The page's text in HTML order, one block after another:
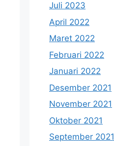
Juli 2023
April 2022
Maret 2022
Februari 2022
Januari 2022
Desember 2021
November 2021
Oktober 2021
September 2021